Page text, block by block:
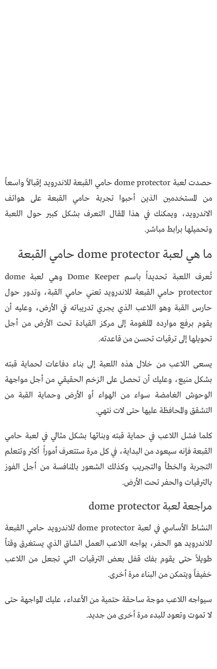
حصدت لعبة dome protector حامي القبعة للاندرويد إقبالاً واسعاً
من المستخدمين الذين أحبوا تجربة حامي القبعة على هواتف
الاندرويد، ويمكنك في هذا المقال التعرف بشكل كبير حول اللعبة
وتحميلها برابط مباشر.
ما هي لعبة dome protector حامي القبعة
تُعرف اللعبة تحديداً باسم Dome Keeper وهي لعبة dome
protector حامي القبعة للاندرويد تعني حامي القبة، وتدور حول
حارس القبة وهو اللاعب الذي يجري تدريباته في الأرض، وعليه أن
يقوم برفع موارده الملغومة إلى مركز القيادة تحت الأرض من أجل
تحويلها إلى ترقيات تحسن من قاعدته.
يسعى اللاعب من خلال هذه اللعبة إلى بناء دفاعات لحماية قبته
بشكل منيع، وعليك أن تحصل على الزخم الحقيقي من أجل مواجهة
الوحوش الغامضة سواء من الهواء أو الأرض وحماية القبة من
التشقق والمحافظة عليها حتى لات نتهي.
كلما فشل اللاعب في حماية قبته وبنائها بشكل مثالي في لعبة حامي
القبعة فإنه سيعود من البداية، في كل مرة ستتعرف أموراً أكثر وتتعلم
التجربة والخطأ والتجريب وكذلك الشعور بالمنافسة من أجل الفوز
بالترقيات والحفر تحت الأرض.
مراجعة لعبة dome protector
النشاط الأساسي في لعبة dome protector للاندرويد حامي القبعة
للاندرويد هو الحفر، يواجه اللاعب العمل الشاق الذي يستغرق وقتاً
طويلاً حتى يقوم بفك قفل بعض الترقيات التي تجعل من اللاعب
خفيفاً ويتمكن من البناء مرة أخرى.
سيواجه اللاعب موجة ساحقة حتمية من الأعداء، عليك المواجهة حتى
لا تموت وتعود للبدء مرة أخرى من جديد.